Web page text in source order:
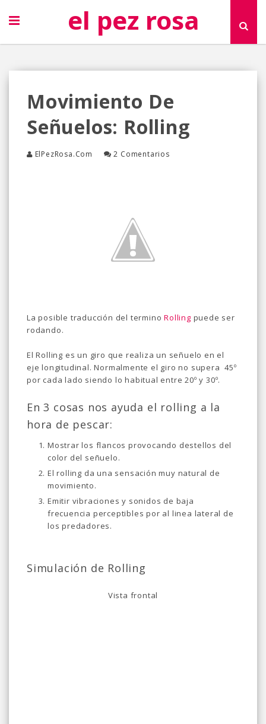
el pez rosa
Movimiento De
Señuelos: Rolling
ElPezRosa.com 2 Comentarios
La posible traducción del terminoRolling puede ser
rodando.
El Rolling es un giro que realiza un señuelo en el
eje longitudinal. Normalmente el giro no supera 45º
por cada lado siendo lo habitual entre 20º y 30º.
En 3 cosas nos ayuda el rolling a la
hora de pescar:
Mostrar los flancos provocando destellos del
color del señuelo.
El rolling da una sensación muy natural de
movimiento.
Emitir vibraciones y sonidos de baja
frecuencia perceptibles por al linea lateral de
los predadores.
Simulación de Rolling
Vista frontal